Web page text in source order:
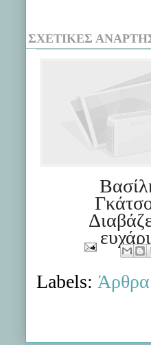
ΣΧΕΤΙΚΈΣ
Labels: Άρθρα